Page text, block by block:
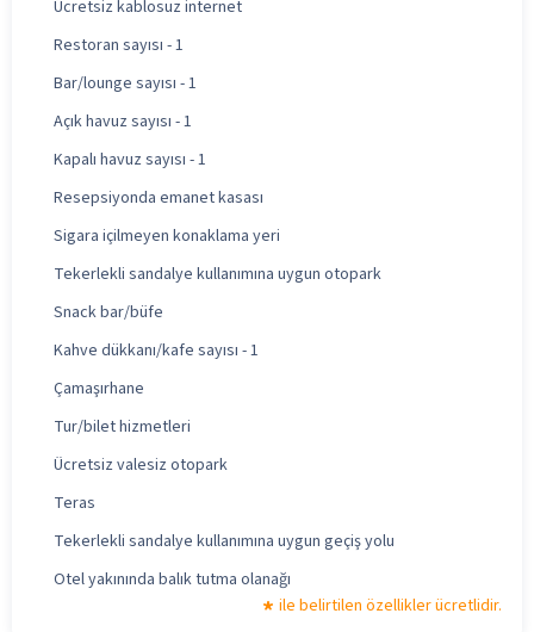
Ücretsiz kablosuz internet
Restoran sayısı - 1
Bar/lounge sayısı - 1
Açık havuz sayısı - 1
Kapalı havuz sayısı - 1
Resepsiyonda emanet kasası
Sigara içilmeyen konaklama yeri
Tekerlekli sandalye kullanımına uygun otopark
Snack bar/büfe
Kahve dükkanı/kafe sayısı - 1
Çamaşırhane
Tur/bilet hizmetleri
Ücretsiz valesiz otopark
Teras
Tekerlekli sandalye kullanımına uygun geçiş yolu
Otel yakınında balık tutma olanağı
ile belirtilen özellikler ücretlidir.